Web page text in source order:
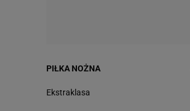
PIŁKA NOŻNA
Ekstraklasa